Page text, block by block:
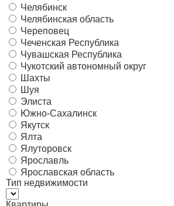
Челябинск
Челябинская область
Череповец
Чеченская Республика
Чувашская Республика
Чукотский автономный округ
Шахты
Шуя
Элиста
Южно-Сахалинск
Якутск
Ялта
Ялуторовск
Ярославль
Ярославская область
Тип недвижимости